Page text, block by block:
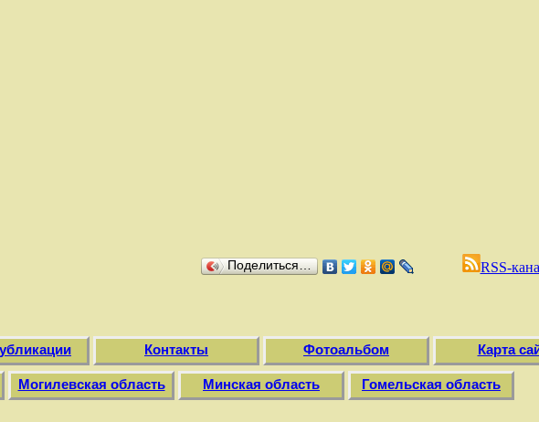
Поделиться… RSS-
Контакты Фотоальбом Карта
Могилевская область Минская область Гомельская область